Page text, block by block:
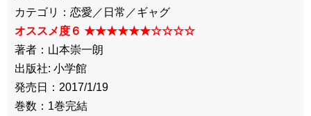
カテゴリ：恋愛／日常／ギャグ
オススメ度６ ★★★★★★☆☆☆☆
著者：山本崇一朗
出版社: 小学館
発売日：2017/1/19
巻数：1巻完結